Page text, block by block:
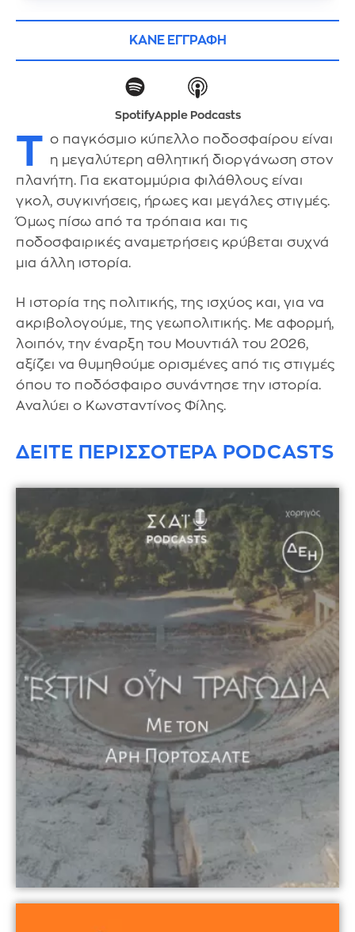
ΚΑΝΕ ΕΓΓΡΑΦΗ
SpotifyApple Podcasts
Τ ο παγκόσμιο κύπελλο ποδοσφαίρου είναι
η μεγαλύτερη αθλητική διοργάνωση στον
πλανήτη. Για εκατομμύρια φιλάθλους είναι
γκολ, συγκινήσεις, ήρωες και μεγάλες στιγμές.
Όμως πίσω από τα τρόπαια και τις
ποδοσφαιρικές αναμετρήσεις κρύβεται συχνά
μια άλλη ιστορία.
Η ιστορία της πολιτικής, της ισχύος και, για να
ακριβολογούμε, της γεωπολιτικής. Με αφορμή,
λοιπόν, την έναρξη του Μουντιάλ του 2026,
αξίζει να θυμηθούμε ορισμένες από τις στιγμές
όπου το ποδόσφαιρο συνάντησε την ιστορία.
Αναλύει ο Κωνσταντίνος Φίλης.
ΔΕΙΤΕ ΠΕΡΙΣΣΟΤΕΡΑ PODCASTS